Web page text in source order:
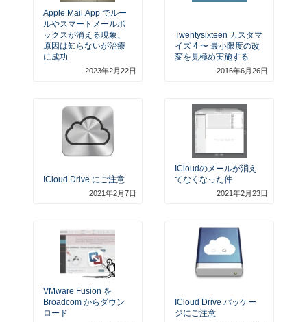
Apple Mail.app でルー
ルやスマートメールボ
ックスが消える現象、
原因は知らないが治療
に成功
2023年2月22日
Twentysixteen カスタマ
イズ 4 〜 最小限度の改
変を見極め実施する
2016年6月26日
ICloud Drive にご注意
2021年2月7日
ICloudのメールが消え
てなくなった件
2021年2月23日
VMware Fusion を
Broadcom からダウン
ロード
ICloud Drive パッケー
ジにご注意